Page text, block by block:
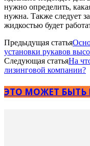
нужно определить,
нужна. Также следует
жидкостью будет
Предыдущая статья
установки рукавов
Следующая статьяНа
лизинговой компании?
ЭТО МОЖЕТ БЫТЬ